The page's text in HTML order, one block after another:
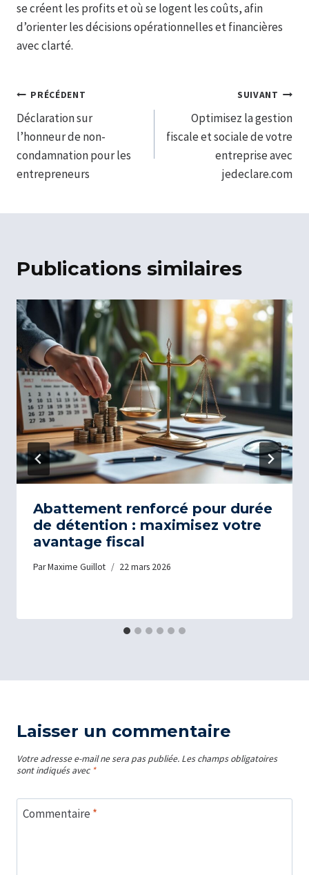
se créent les profits et où se logent les coûts, afin
d’orienter les décisions opérationnelles et financières
avec clarté.
Navigation
de
l’article
PRÉCÉDENT
Déclaration sur
l’honneur de non-
condamnation pour les
entrepreneurs
SUIVANT
Optimisez la gestion
fiscale et sociale de votre
entreprise avec
jedeclare.com
Publications similaires
Abattement renforcé pour durée
de détention : maximisez votre
avantage fiscal
ParMaxime Guillot 22 mars 2026
Laisser un commentaire
Votre adresse e-mail ne sera pas publiée. Les champs obligatoires
sont indiqués avec *
Commentaire *